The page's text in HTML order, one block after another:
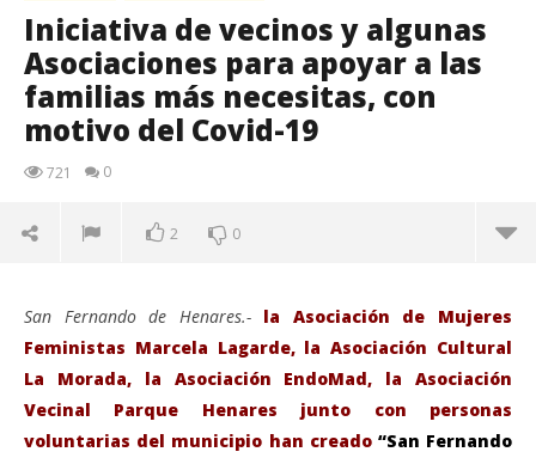
Iniciativa de vecinos y algunas
Asociaciones para apoyar a las
familias más necesitas, con
motivo del Covid-19
721 0
2 0
San Fernando de Henares.-la Asociación de Mujeres
Feministas Marcela Lagarde, la Asociación Cultural
La Morada, la Asociación EndoMad, la Asociación
Vecinal Parque Henares junto con personas
voluntarias del municipio han creado “San Fernando